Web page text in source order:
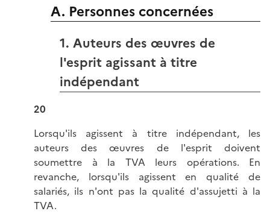
A. Personnes concernées
1. Auteurs des œuvres de
l'esprit agissant à titre
indépendant
20
Lorsqu'ils agissent à titre indépendant, les
auteurs des œuvres de l'esprit doivent
soumettre à la TVA leurs opérations. En
revanche, lorsqu'ils agissent en qualité de
salariés, ils n'ont pas la qualité d'assujetti à la
TVA.